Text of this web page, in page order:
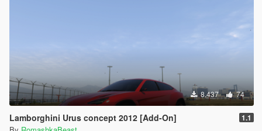
8.437 74
Lamborghini Urus concept 2012 [Add-On] 1.1